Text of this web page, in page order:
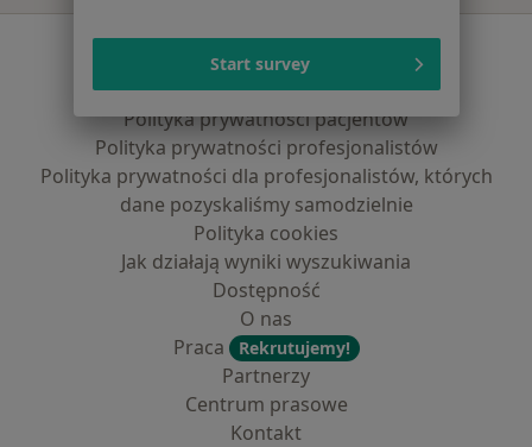
Serwis
Regulamin
Polityka prywatności pacjentów
Polityka prywatności profesjonalistów
Polityka prywatności dla profesjonalistów, których
dane pozyskaliśmy samodzielnie
Polityka cookies
Jak działają wyniki wyszukiwania
Dostępność
O nas
Praca
Rekrutujemy!
Partnerzy
Centrum prasowe
Kontakt
Start survey